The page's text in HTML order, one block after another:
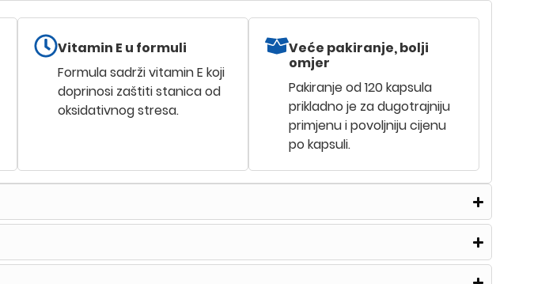
Vitamin E u formuli
Formula sadrži vitamin E koji
doprinosi zaštiti stanica od
oksidativnog stresa.
Veće pakiranje, bolji
omjer
Pakiranje od 120 kapsula
prikladno je za dugotrajniju
primjenu i povoljniju cijenu
po kapsuli.